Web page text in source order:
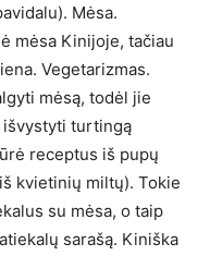
Mėsa.
mėsa Kinijoje, tačiau
Vegetarizmas.
mėsą, todėl jie
turtingą
receptus iš pupų
kvietinių miltų). Tokie
su mėsa, o taip
sarašą. Kiniška